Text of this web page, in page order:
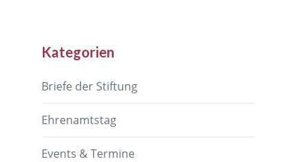
Kategorien
Briefe der Stiftung
Ehrenamtstag
Events & Termine